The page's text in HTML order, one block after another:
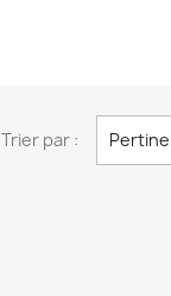
Trier par :